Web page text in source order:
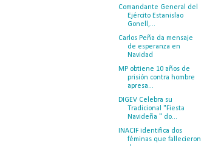
Comandante General del
Ejército Estanislao
Gonell,...
Carlos Peña da mensaje
de esperanza en
Navidad
MP obtiene 10 años de
prisión contra hombre
apresa...
DIGEV Celebra su
Tradicional "Fiesta
Navideña " do...
INACIF identifica dos
féminas que fallecieron